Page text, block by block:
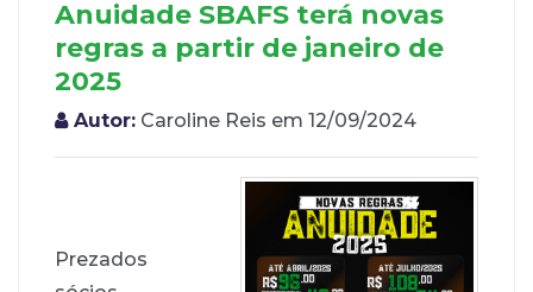
Anuidade SBAFS terá novas
regras a partir de janeiro de
2025
Autor: Caroline Reis em 12/09/2024
Prezados